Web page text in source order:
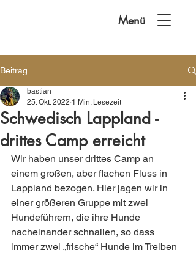
Menü
Beitrag
Schwedisch Lappland -
drittes Camp erreicht
bastian
25. Okt. 2022 1 Min. Lesezeit
Wir haben unser drittes Camp an
einem großen, aber flachen Fluss in
Lappland bezogen. Hier jagen wir in
einer größeren Gruppe mit zwei
Hundeführern, die ihre Hunde
nacheinander schnallen, so dass
immer zwei „frische“ Hunde im Treiben